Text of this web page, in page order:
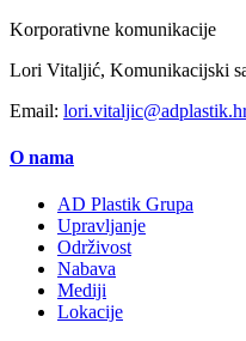
Korporativne komunikacije
Lori Vitaljić, Komunikacijski
Email:
O nama
AD Plastik Grupa
Upravljanje
Održivost
Nabava
Mediji
Lokacije